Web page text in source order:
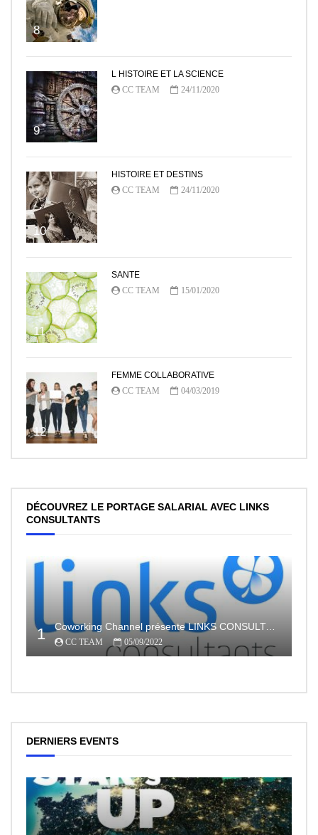
8
9
L HISTOIRE ET LA SCIENCE
CC TEAM
24/11/2020
10
HISTOIRE ET DESTINS
CC TEAM
24/11/2020
11
SANTE
CC TEAM
15/01/2020
12
FEMME COLLABORATIVE
CC TEAM
04/03/2019
DÉCOUVREZ LE PORTAGE SALARIAL AVEC LINKS
CONSULTANTS
1 Coworking Channel présente LINKS CONSULTANTS, l’indépendance en toute sécurité avec le portage salarial
CC TEAM 05/09/2022
DERNIERS EVENTS